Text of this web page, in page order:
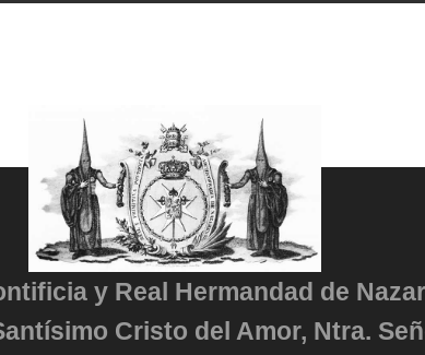
y Real Hermandad de
Cristo del Amor, Ntra.